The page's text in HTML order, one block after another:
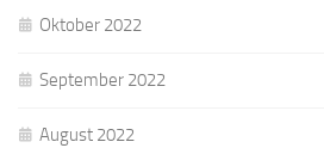
Oktober 2022
September 2022
August 2022